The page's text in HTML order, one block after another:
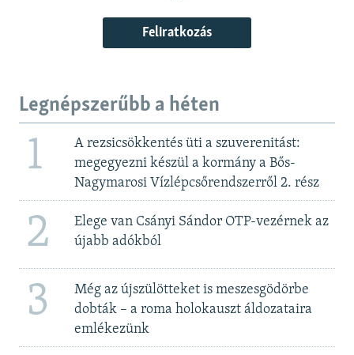
Feliratkozás
Legnépszerűbb a héten
1
A rezsicsökkentés üti a szuverenitást:
megegyezni készül a kormány a Bős-
Nagymarosi Vízlépcsőrendszerről 2. rész
2
Elege van Csányi Sándor OTP-vezérnek az
újabb adókból
3
Még az újszülötteket is meszesgödörbe
dobták – a roma holokauszt áldozataira
emlékezünk